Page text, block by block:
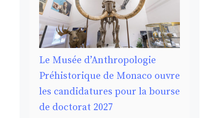
Le Musée d’Anthropologie
Préhistorique de Monaco ouvre
les candidatures pour la bourse
de doctorat 2027